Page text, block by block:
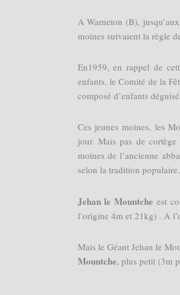
A Warneton (B),
moines suivaient la règle
En1959, en rappel de
enfants, le Comité de la
composé d’enfants
Ces jeunes moines, les
jour. Mais pas de
moines de l’ancienne
selon la tradition
Jehan le Mountche est
l’origine 4m et 21kg) . A
Mais le Géant Jehan le
Mountche, plus petit (3m